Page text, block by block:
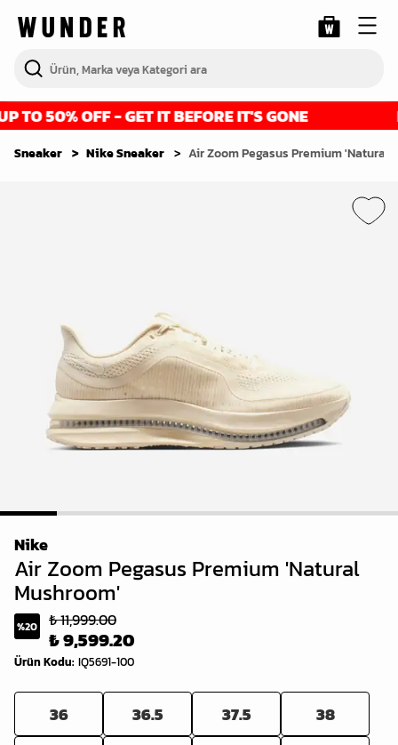
50% OFF - GET IT BEFORE IT'S GONE
Sneaker Nike Sneaker Air Zoom Pegasus Premium 'Natural
1 2 3 4 5 6 7
Nike
Air Zoom Pegasus Premium 'Natural
Mushroom'
%20 ₺ 11,999.00
₺ 9,599.20
Ürün Kodu: IQ5691-100
36 36.5 37.5
38